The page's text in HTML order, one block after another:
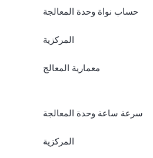
حساب نواة وحدة المعالجة
المركزية
معمارية المعالج
سرعة ساعة وحدة المعالجة
المركزية